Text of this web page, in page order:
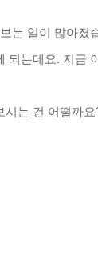
는 일이 많아졌
되는데요. 지금
시는 건 어떨까요